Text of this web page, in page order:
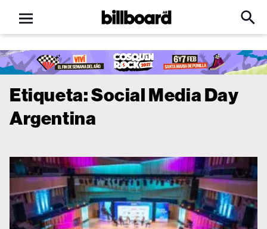
Open
menu
Billboard
Click
Input
Etiqueta:Social Media Day
Argentina